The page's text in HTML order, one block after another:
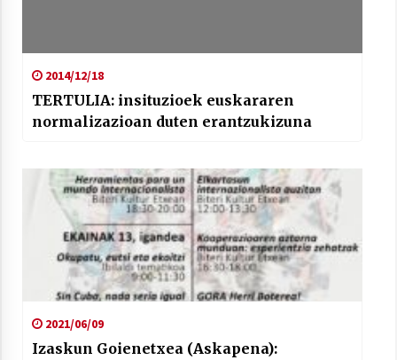
2014/12/18
TERTULIA: insituzioek euskararen
normalizazioan duten erantzukizuna
2021/06/09
Izaskun Goienetxea (Askapena):